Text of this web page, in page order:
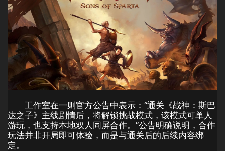
工作室在一则官方公告中表示：“通关《战神：斯巴
达之子》主线剧情后，将解锁挑战模式，该模式可单人
游玩，也支持本地双人同屏合作。”公告明确说明，合作
玩法并非开局即可体验，而是与通关后的后续内容绑
定。